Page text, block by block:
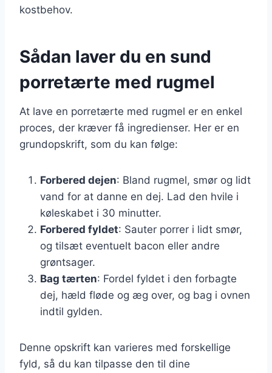
kostbehov.
Sådan laver du en sund
porretærte med rugmel
At lave en porretærte med rugmel er en enkel
proces, der kræver få ingredienser. Her er en
grundopskrift, som du kan følge:
Forbered dejen: Bland rugmel, smør og lidt
vand for at danne en dej. Lad den hvile i
køleskabet i 30 minutter.
Forbered fyldet: Sauter porrer i lidt smør,
og tilsæt eventuelt bacon eller andre
grøntsager.
Bag tærten: Fordel fyldet i den forbagte
dej, hæld fløde og æg over, og bag i ovnen
indtil gylden.
Denne opskrift kan varieres med forskellige
fyld, så du kan tilpasse den til dine